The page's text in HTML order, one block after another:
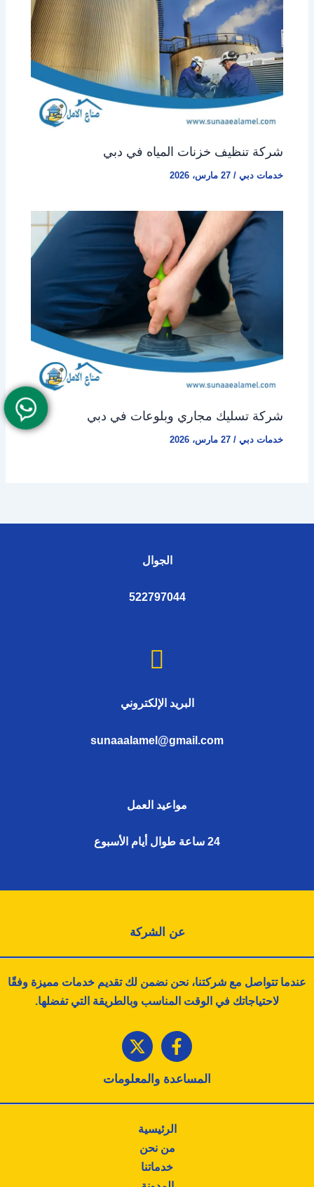
شركة تنظيف خزنات المياه في دبي
خدمات دبي /27 مارس، 2026
شركة تسليك مجاري وبلوعات في دبي
خدمات دبي /27 مارس، 2026
الجوال
522797044
البريد الإلكتروني
sunaaalamel@gmail.com
مواعيد العمل
24 ساعة طوال أيام الأسبوع
عن الشركة
عندما تتواصل مع شركتنا، نحن نضمن لك تقديم خدمات مميزة وفقًا
لاحتياجاتك في الوقت المناسب وبالطريقة التي تفضلها.
المساعدة والمعلومات
الرئيسية
من نحن
خدماتنا